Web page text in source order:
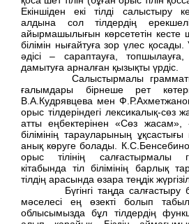
Екіншіден екі тілді салыстыру
алдына сол тілдердің
айырмашылығын көрсететін
білімін нығайтуға зор үлес
әдісі – сараптауға, топшылауға,
дамытуға арналған қызықты үрдіс.
Салыстырмалы
ғалымдары бірнеше рет
В.А.Кудрявцева мен
орыс тілдеріндегі лексикалық-сөз
атты еңбектерінен «Сөз жасам»,
білімінің тарауларының
анық көруге болады.
орыс тілінің салғастырмалы
кітабында тіл білімінің барлық
тілдің арасында өзара теңдік
Бүгінгі таңда салғастыру
мәселесі ең өзекті болып
облысымызда бұл тілдердің